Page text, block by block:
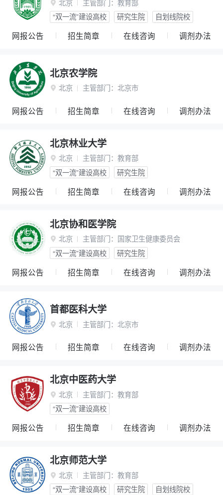
 北京 主管部门： 教育部
“双一流”建设高校
研究生院 自划线院校
网报公告 招生简章 在线咨询 调剂办法
北京农学院
 北京 主管部门： 北京市
网报公告 招生简章 在线咨询 调剂办法
北京林业大学
 北京 主管部门： 教育部
“双一流”建设高校
研究生院
网报公告 招生简章 在线咨询 调剂办法
北京协和医学院
 北京 主管部门： 国家卫生健康委员会
“双一流”建设高校
研究生院
网报公告 招生简章 在线咨询 调剂办法
首都医科大学
 北京 主管部门： 北京市
网报公告 招生简章 在线咨询 调剂办法
北京中医药大学
 北京 主管部门： 教育部
“双一流”建设高校
网报公告 招生简章 在线咨询 调剂办法
北京师范大学
 北京 主管部门： 教育部
“双一流”建设高校
研究生院 自划线院校